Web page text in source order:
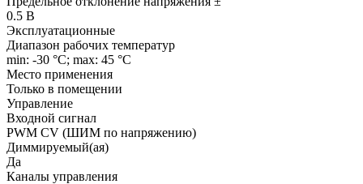
0.5 В
Эксплуатационные
Диапазон рабочих температур
min: -30 °C; max: 45 °C
Место применения
Только в помещении
Управление
Входной сигнал
PWM СV (ШИМ по напряжению)
Диммируемый(ая)
Да
Каналы управления